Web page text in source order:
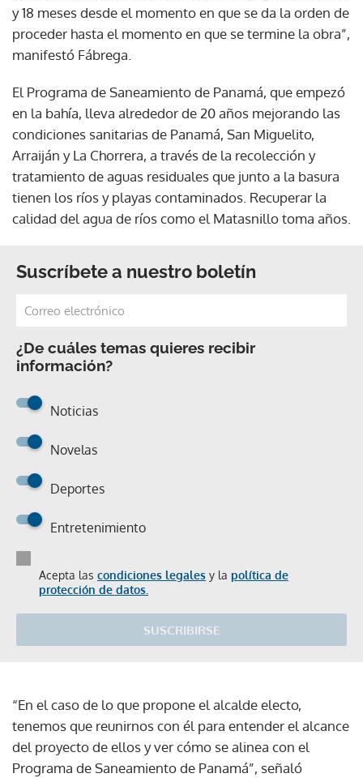
y 18 meses desde el momento en que se da la orden de
proceder hasta el momento en que se termine la obra”,
manifestó Fábrega.
El Programa de Saneamiento de Panamá, que empezó
en la bahía, lleva alrededor de 20 años mejorando las
condiciones sanitarias de Panamá, San Miguelito,
Arraiján y La Chorrera, a través de la recolección y
tratamiento de aguas residuales que junto a la basura
tienen los ríos y playas contaminados. Recuperar la
calidad del agua de ríos como el Matasnillo toma años.
Suscríbete a nuestro boletín
¿De cuáles temas quieres recibir
información?
Noticias
Novelas
Deportes
Entretenimiento
Acepta las condiciones legales y la política de
protección de datos.
SUSCRIBIRSE
“En el caso de lo que propone el alcalde electo,
tenemos que reunirnos con él para entender el alcance
del proyecto de ellos y ver cómo se alinea con el
Programa de Saneamiento de Panamá”, señaló